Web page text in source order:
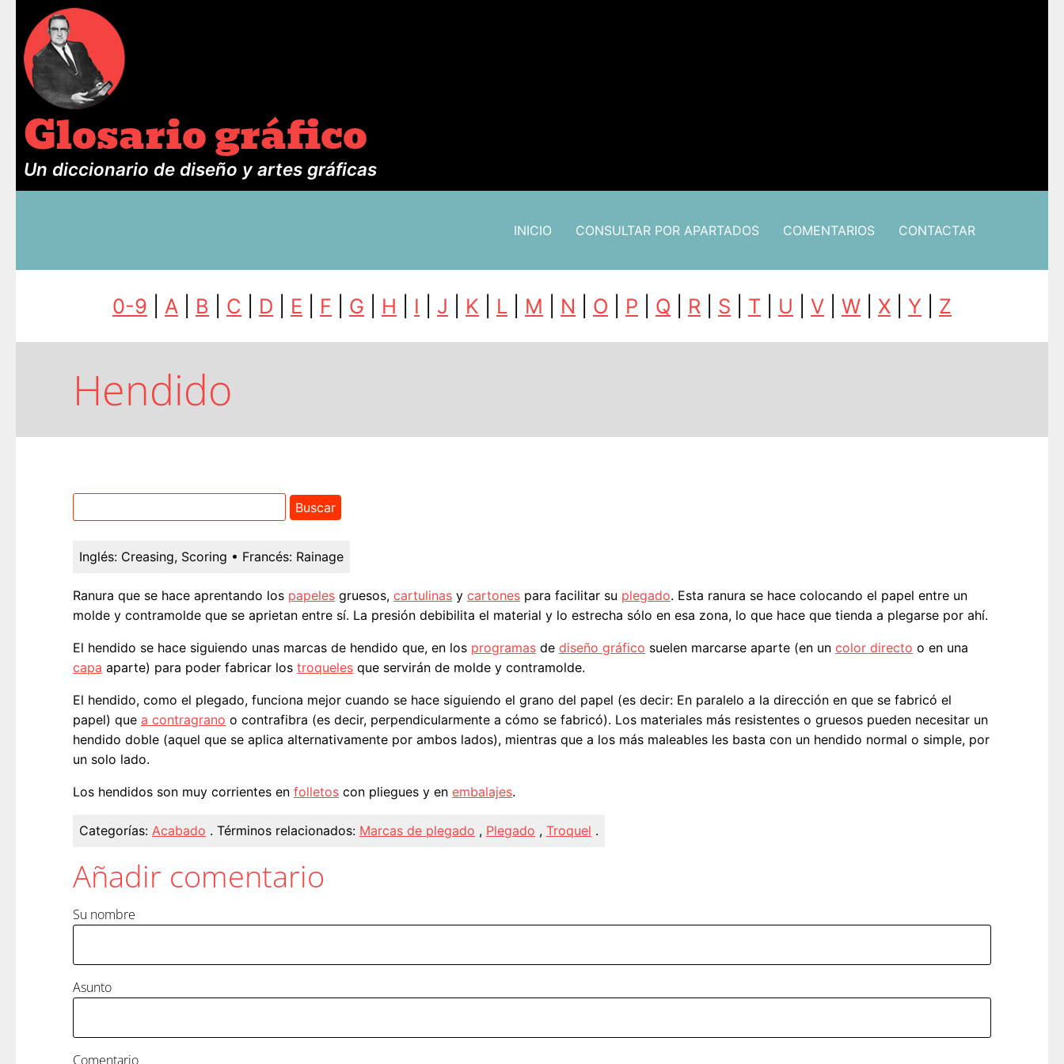
Glosario gráfico
Un diccionario de diseño y artes gráficas
INICIO CONSULTAR POR APARTADOS COMENTARIOS CONTACTAR
0-9 A B C D E F G H I J K L M N O P Q R S T U V W X Y Z
Hendido
Inglés: Creasing, Scoring • Francés: Rainage
Ranura que se hace aprentando los papeles gruesos, cartulinas y cartones para facilitar su plegado. Esta ranura se hace colocando el papel entre un
molde y contramolde que se aprietan entre sí. La presión debibilita el material y lo estrecha sólo en esa zona, lo que hace que tienda a plegarse por ahí.
El hendido se hace siguiendo unas marcas de hendido que, en los programas de diseño gráfico suelen marcarse aparte (en un color directo o en una
capa aparte) para poder fabricar los troqueles que servirán de molde y contramolde.
El hendido, como el plegado, funciona mejor cuando se hace siguiendo el grano del papel (es decir: En paralelo a la dirección en que se fabricó el
papel) que a contragrano o contrafibra (es decir, perpendicularmente a cómo se fabricó). Los materiales más resistentes o gruesos pueden necesitar un
hendido doble (aquel que se aplica alternativamente por ambos lados), mientras que a los más maleables les basta con un hendido normal o simple, por
un solo lado.
Los hendidos son muy corrientes en folletos con pliegues y en embalajes.
Categorías: Acabado . Términos relacionados: Marcas de plegado , Plegado , Troquel .
Añadir comentario
Su nombre
Asunto
Comentario